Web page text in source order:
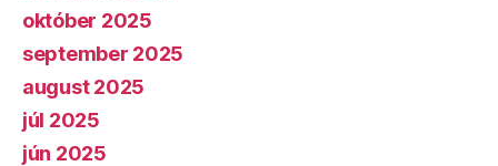
október 2025
september 2025
august 2025
júl 2025
jún 2025